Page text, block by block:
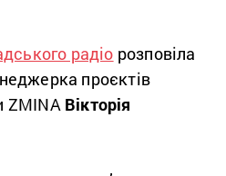
радіо розповіла
проєктів
ZMINA Вікторія